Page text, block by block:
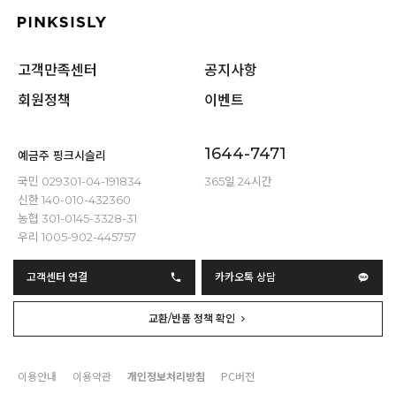
고객만족센터
공지사항
회원정책
이벤트
예금주 핑크시슬리
국민 029301-04-191834
신한 140-010-432360
농협 301-0145-3328-31
우리 1005-902-445757
1644-7471
365일 24시간
고객센터 연결 카카오톡 상담
교환/반품 정책 확인
이용안내 이용약관 개인정보처리방침 PC버전